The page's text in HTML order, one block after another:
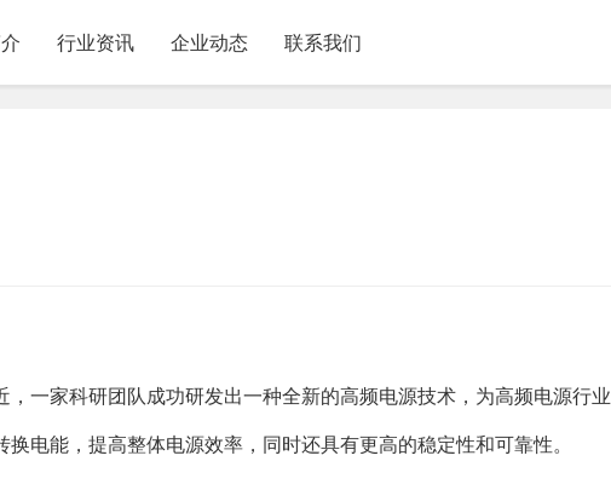
行业资讯 企业动态 联系我们
一家科研团队成功研发出一种全新的高频电源技术，为高频电源行业
电能，提高整体电源效率，同时还具有更高的稳定性和可靠性。